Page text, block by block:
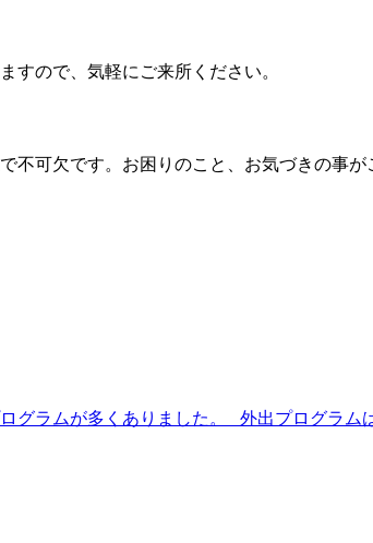
すので、気軽にご来所ください。
可欠です。お困りのこと、お気づきの事
グラムが多くありました。 外出プログラム